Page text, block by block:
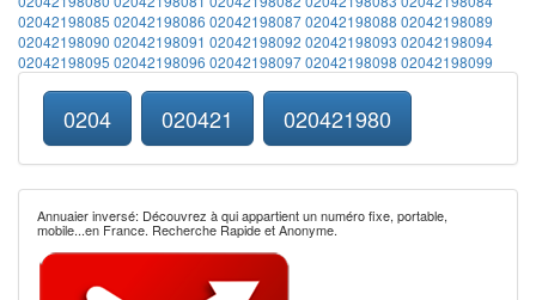
02042198085 02042198086 0204219808702042198088 02042198089
02042198090 02042198091 02042198092 02042198093 02042198094
02042198095 02042198096 0204219809702042198098 02042198099
0204 020421 020421980
Annuaier inversé: Découvrez à qui appartient un numéro fixe, portable,
mobile...en France. Recherche Rapide et Anonyme.